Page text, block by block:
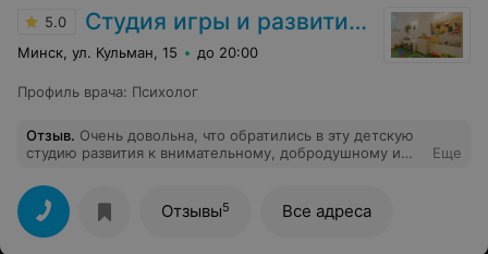
5.0 Студия игры и развития «Детская»
Минск, ул. Кульман, 15 до 20:00
Профиль врача: Психолог
Отзыв. Очень довольна, что обратились в эту детскую
студию развития к внимательному, добродушному и
Викторовне! Ранее обращались в другой центр, есть с
чем сравнивать.
Еще
Отзывы5 Все адреса